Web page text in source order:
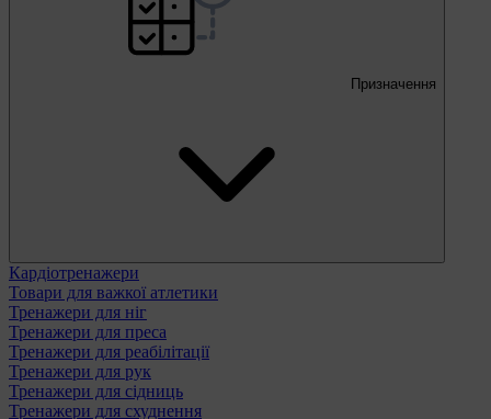
Призначення
Кардіотренажери
Товари для важкої атлетики
Тренажери для ніг
Тренажери для преса
Тренажери для реабілітації
Тренажери для рук
Тренажери для сідниць
Тренажери для схуднення